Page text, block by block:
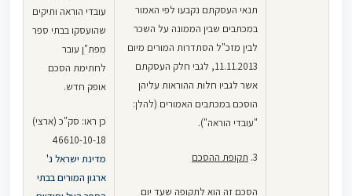
תנאי העסקתם נקבעו לפי האמור
במכתבים שבין הממונה על השכר
לבין מזכ"ל הסתדרות המורים מיום
11.11.2013, לגבי חלק העסקתם
אשר לגביו חלות ההוראות עליהן
הוסכם במכתבים האמורים (להלן:
"עובדי הוראה").
3. תקופת ההסכם
הסכם זה הוא לתקופה שעד יום
עובדי הוראה ותיקים
שהועסקו בבתי ספר
מפת"ן עובר
לחתימת הסכם
אופק חדש.
כן ראו: סק"כ (ארצי)
46610-10-18
מדינת ישראל נ'
ארגון המורים בבתי